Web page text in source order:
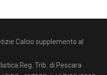
Calcio supplemento al
Reg. Trib. di Pescara